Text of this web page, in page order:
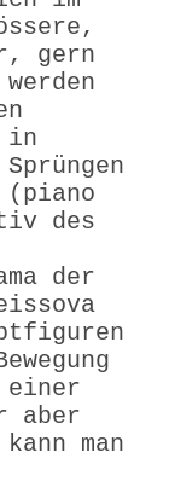
gern
in
(piano
des
der
einer
aber
man